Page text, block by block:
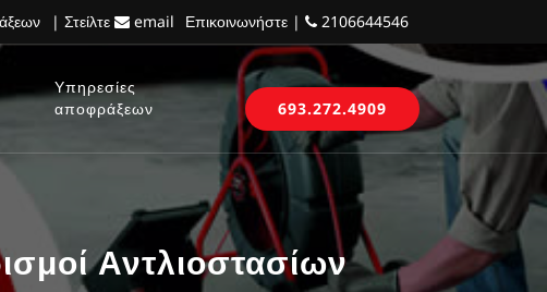
| Στείλτε email Επικοινωνήστε | 2106644546
Υπηρεσίες
αποφράξεων
693.272.4909
Αντλιοστασίων